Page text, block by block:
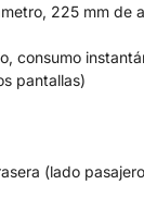
225 mm de
consumo
pantallas)
(lado